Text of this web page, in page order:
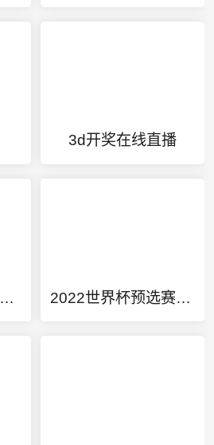
3d开奖在线直播
nba常规赛-火箭vs马刺 2022世界杯预选赛大洋洲区比赛结果